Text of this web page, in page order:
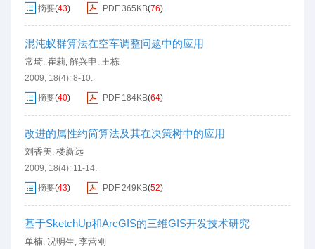
摘要(43) PDF 365KB(76)
混沌蚁群算法在空车调整问题中的应用
常琦, 崔莉, 解兴申 , 王栋
2009, 18(4): 8-10.
摘要(40) PDF 184KB(64)
改进的属性约简算法及其在决策树中的应用
刘香美, 楼新远
2009, 18(4): 11-14.
摘要(43) PDF 249KB(52)
基于SketchUp和ArcGIS的三维GIS开发技术研究
单楠, 况明生, 李营刚